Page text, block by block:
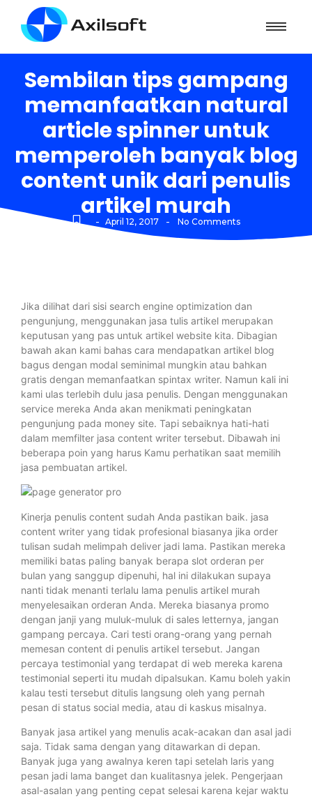
Sembilan tips gampang
memanfaatkan natural
article spinner untuk
memperoleh banyak blog
content unik dari penulis
artikel murah
- April 12, 2017 - No Comments
Jika dilihat dari sisi search engine optimization dan
pengunjung, menggunakan jasa tulis artikel merupakan
keputusan yang pas untuk artikel website kita. Dibagian
bawah akan kami bahas cara mendapatkan artikel blog
bagus dengan modal seminimal mungkin atau bahkan
gratis dengan memanfaatkan spintax writer. Namun kali ini
kami ulas terlebih dulu jasa penulis. Dengan menggunakan
service mereka Anda akan menikmati peningkatan
pengunjung pada money site. Tapi sebaiknya hati-hati
dalam memfilter jasa content writer tersebut. Dibawah ini
beberapa poin yang harus Kamu perhatikan saat memilih
jasa pembuatan artikel.
Kinerja penulis content sudah Anda pastikan baik. jasa
content writer yang tidak profesional biasanya jika order
tulisan sudah melimpah deliver jadi lama. Pastikan mereka
memiliki batas paling banyak berapa slot orderan per
bulan yang sanggup dipenuhi, hal ini dilakukan supaya
nanti tidak menanti terlalu lama penulis artikel murah
menyelesaikan orderan Anda. Mereka biasanya promo
dengan janji yang muluk-muluk di sales letternya, jangan
gampang percaya. Cari testi orang-orang yang pernah
memesan content di penulis artikel tersebut. Jangan
percaya testimonial yang terdapat di web mereka karena
testimonial seperti itu mudah dipalsukan. Kamu boleh yakin
kalau testi tersebut ditulis langsung oleh yang pernah
pesan di status social media, atau di kaskus misalnya.
Banyak jasa artikel yang menulis acak-acakan dan asal jadi
saja. Tidak sama dengan yang ditawarkan di depan.
Banyak juga yang awalnya keren tapi setelah laris yang
pesan jadi lama banget dan kualitasnya jelek. Pengerjaan
asal-asalan yang penting cepat selesai karena kejar waktu